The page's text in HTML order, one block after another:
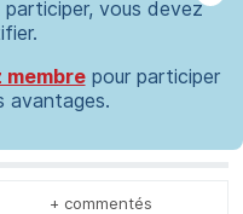
vous devez
membrepour participer
avantages.
+ commentés